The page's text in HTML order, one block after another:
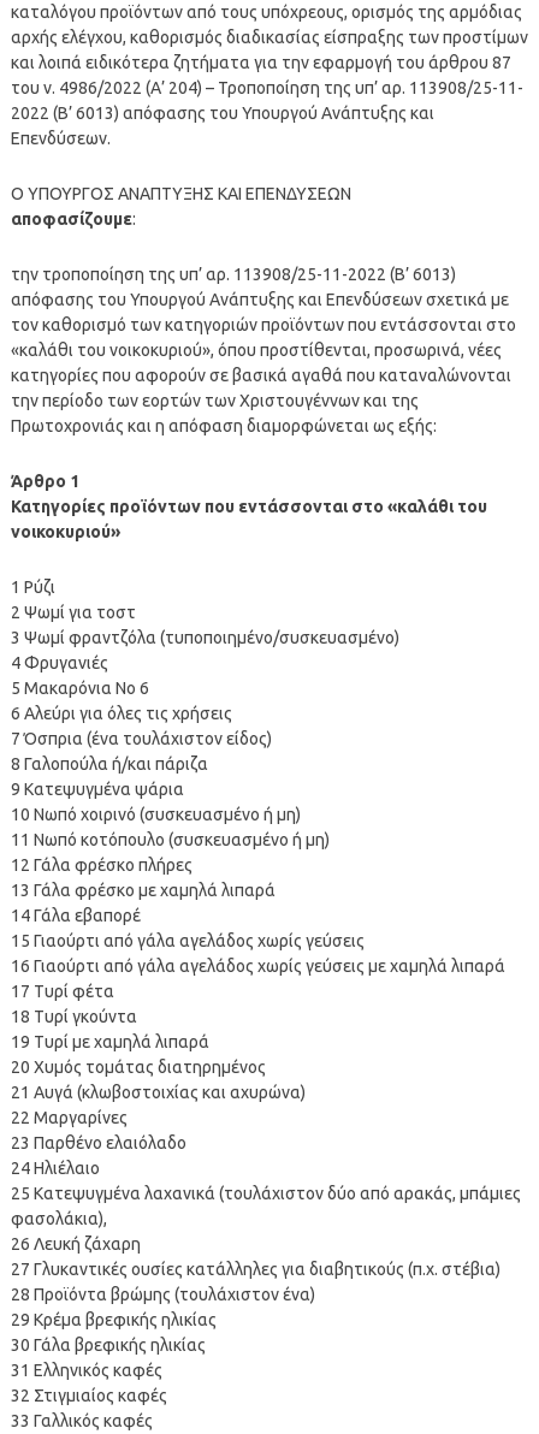
καταλόγου προϊόντων από τους υπόχρεους, ορισμός της αρμόδιας
αρχής ελέγχου, καθορισμός διαδικασίας είσπραξης των προστίμων
και λοιπά ειδικότερα ζητήματα για την εφαρμογή του άρθρου 87
του ν. 4986/2022 (Α’ 204) – Τροποποίηση της υπ’ αρ. 113908/25-11-
2022 (Β’ 6013) απόφασης του Υπουργού Ανάπτυξης και
Επενδύσεων.
Ο ΥΠΟΥΡΓΟΣ ΑΝΑΠΤΥΞΗΣ ΚΑΙ ΕΠΕΝΔΥΣΕΩΝ
αποφασίζουμε:
την τροποποίηση της υπ’ αρ. 113908/25-11-2022 (Β’ 6013)
απόφασης του Υπουργού Ανάπτυξης και Επενδύσεων σχετικά με
τον καθορισμό των κατηγοριών προϊόντων που εντάσσονται στο
«καλάθι του νοικοκυριού», όπου προστίθενται, προσωρινά, νέες
κατηγορίες που αφορούν σε βασικά αγαθά που καταναλώνονται
την περίοδο των εορτών των Χριστουγέννων και της
Πρωτοχρονιάς και η απόφαση διαμορφώνεται ως εξής:
Άρθρο 1
Κατηγορίες προϊόντων που εντάσσονται στο «καλάθι του
νοικοκυριού»
1 Ρύζι
2 Ψωμί για τoστ
3 Ψωμί φραντζόλα (τυποποιημένο/συσκευασμένο)
4 Φρυγανιές
5 Μακαρόνια Νο 6
6 Αλεύρι για όλες τις χρήσεις
7 Όσπρια (ένα τουλάχιστον είδος)
8 Γαλοπούλα ή/και πάριζα
9 Κατεψυγμένα ψάρια
10 Νωπό χοιρινό (συσκευασμένο ή μη)
11 Νωπό κοτόπουλο (συσκευασμένο ή μη)
12 Γάλα φρέσκο πλήρες
13 Γάλα φρέσκο με χαμηλά λιπαρά
14 Γάλα εβαπορέ
15 Γιαούρτι από γάλα αγελάδος χωρίς γεύσεις
16 Γιαούρτι από γάλα αγελάδος χωρίς γεύσεις με χαμηλά λιπαρά
17 Τυρί φέτα
18 Τυρί γκούντα
19 Τυρί με χαμηλά λιπαρά
20 Χυμός τομάτας διατηρημένος
21 Αυγά (κλωβοστοιχίας και αχυρώνα)
22 Μαργαρίνες
23 Παρθένο ελαιόλαδο
24 Ηλιέλαιο
25 Κατεψυγμένα λαχανικά (τουλάχιστον δύο από αρακάς, μπάμιες
φασολάκια),
26 Λευκή ζάχαρη
27 Γλυκαντικές ουσίες κατάλληλες για διαβητικούς (π.χ. στέβια)
28 Προϊόντα βρώμης (τουλάχιστον ένα)
29 Κρέμα βρεφικής ηλικίας
30 Γάλα βρεφικής ηλικίας
31 Ελληνικός καφές
32 Στιγμιαίος καφές
33 Γαλλικός καφές